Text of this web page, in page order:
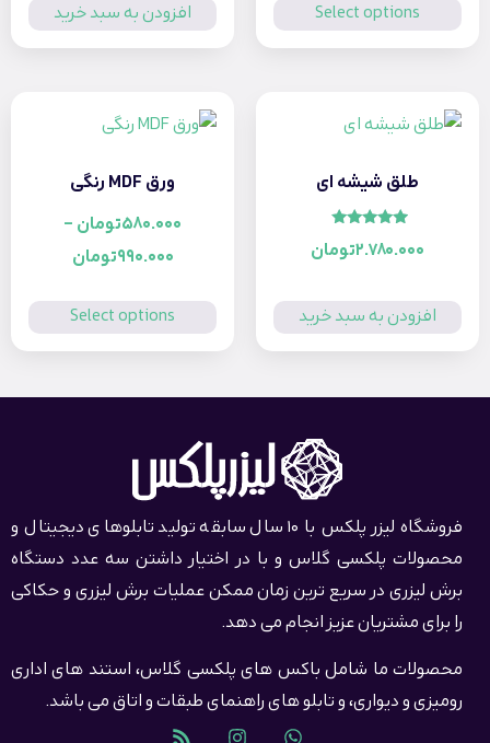
Select options افزودن به سبد خرید
طلق شیشه ای
2.780.000تومان
به سبد خرید
تومان–
تومان
Select options
فروشگاه لیزر پلکس با 10 سال سابقه تولید تابلوهای دیجیتال و
پلکسی گلاس و با در اختیار داشتن سه عدد دستگاه
در سریع ترین زمان ممکن عملیات برش لیزری و حکاکی
مشتریان عزیز انجام می دهد.
ما شامل باکس های پلکسی گلاس، استند های اداری
و دیواری، و تابلو های راهنمای طبقات و اتاق می باشد.